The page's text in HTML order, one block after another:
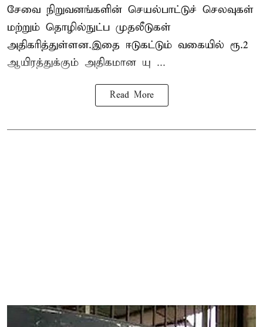
சேவை நிறுவனங்களின் செயல்பாட்டுச் செலவுகள்
மற்றும் தொழில்நுட்ப முதலீடுகள்
அதிகரித்துள்ளன.இதை ஈடுகட்டும் வகையில் ரூ.2
ஆயிரத்துக்கும் அதிகமான யு ...
Read More